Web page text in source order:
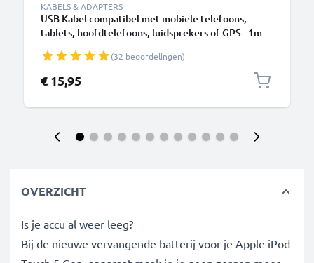
KABELS & ADAPTERS
USB Kabel compatibel met mobiele telefoons,
tablets, hoofdtelefoons, luidsprekers of GPS - 1m
(32 beoordelingen)
€ 15,95
OVERZICHT
Is je accu al weer leeg?
Bij de nieuwe vervangende batterij voor je Apple iPod